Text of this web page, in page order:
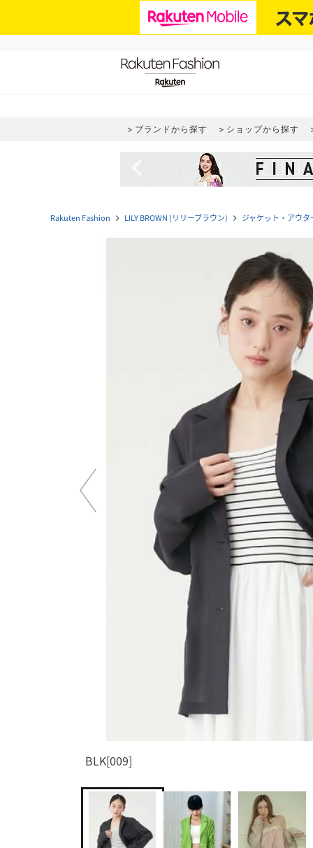
ブランドから探す ショップから探す
Rakuten Fashion navigate_next LILY BROWN (リリーブラウン) navigate_next ジャケット・アウタ
BLK[009]